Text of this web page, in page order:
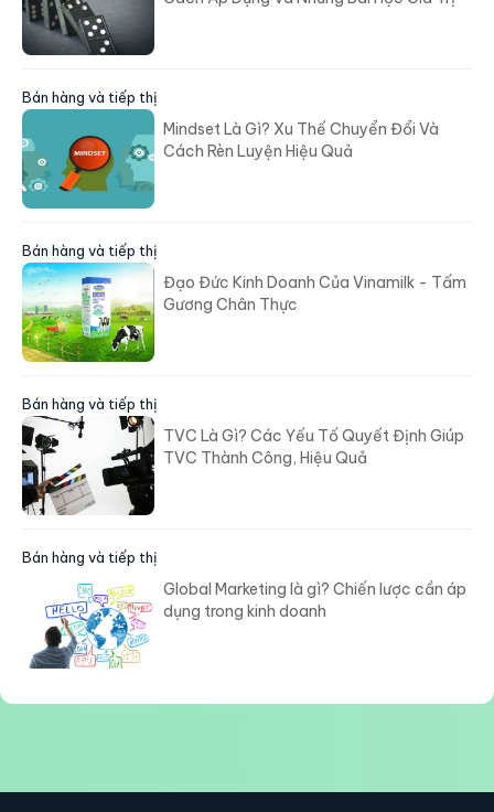
Bán hàng và tiếp thị
Mindset Là Gì? Xu Thế Chuyển Đổi Và
Cách Rèn Luyện Hiệu Quả
Bán hàng và tiếp thị
Đạo Đức Kinh Doanh Của Vinamilk - Tấm
Gương Chân Thực
Bán hàng và tiếp thị
TVC Là Gì? Các Yếu Tố Quyết Định Giúp
TVC Thành Công, Hiệu Quả
Bán hàng và tiếp thị
Global Marketing là gì? Chiến lược cần áp
dụng trong kinh doanh